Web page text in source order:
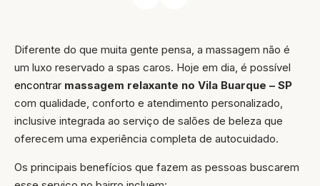
Diferente do que muita gente pensa, a massagem não é
um luxo reservado a spas caros. Hoje em dia, é possível
encontrar massagem relaxante no Vila Buarque – SP
com qualidade, conforto e atendimento personalizado,
inclusive integrada ao serviço de salões de beleza que
oferecem uma experiência completa de autocuidado.
Os principais benefícios que fazem as pessoas buscarem